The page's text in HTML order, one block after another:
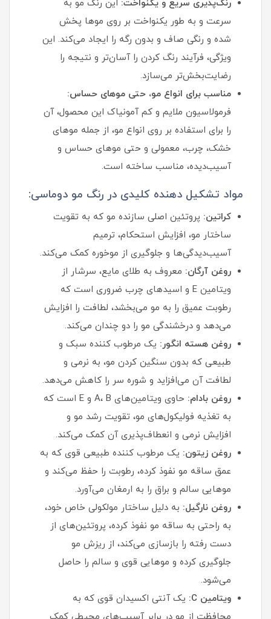
رنگ‌پذیری سریع و یکنواخت: این رنگ مو به
سرعت و به طور یکنواخت بر روی موها پخش
شده و رنگی صاف و بدون رگه را ایجاد می‌کند. این
ویژگی، فرآیند رنگ کردن را آسان‌تر و نتیجه را
رضایت‌بخش‌تر می‌سازد.
مناسب برای انواع مو، حتی موهای حساس:
فرمولاسیون ملایم و کم‌ آمونیاک این محصول، آن
را برای استفاده بر روی انواع مو، از جمله موهای
خشک، چرب، معمولی و حتی موهای حساس و
آسیب‌دیده، مناسب ساخته است.
مواد تشکیل دهنده کلیدی در رنگ مو دوماسی:
کراتین: پروتئین اصلی سازنده مو که به تقویت
ساختار مو، افزایش استحکام، ترمیم
آسیب‌دیدگی‌ها و جلوگیری از موخوره کمک می‌کند.
روغن آرگان: معروف به طلای مایع، سرشار از
ویتامین E و اسیدهای چرب ضروری است که
رطوبت عمیق را به مو می‌بخشد، لطافت را افزایش
می‌دهد و درخشندگی مو را دو چندان می‌کند.
روغن هسته انگور: یک مرطوب‌ کننده سبک و
طبیعی که بدون سنگین کردن مو، به نرمی و
لطافت آن می‌افزاید و شوره سر را کاهش می‌دهد.
روغن بادام:
حاوی ویتامین‌های A، B و E است که
به تغذیه فولیکول‌های مو، تقویت رشد مو و
افزایش نرمی و انعطاف‌پذیری آن کمک می‌کند.
روغن زیتون: یک مرطوب‌ کننده طبیعی قوی که به
عمق ساقه مو نفوذ کرده، رطوبت را حفظ می‌کند و
موهایی سالم و براق را به ارمغان می‌آورد.
روغن نارگیل: به دلیل ساختار مولکولی خاص خود،
به راحتی به ساقه مو نفوذ کرده، پروتئین‌های از
دست رفته را بازسازی می‌کند، از ریزش مو
جلوگیری کرده و موهایی قوی و سالم را حاصل
می‌شود.
ویتامین C:
یک آنتی‌ اکسیدان قوی که به